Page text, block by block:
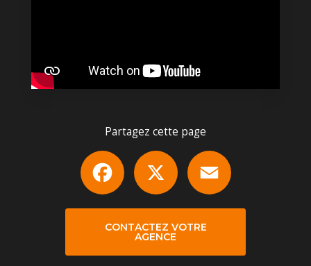
Partagez cette page
Facebook
CONTACTEZ VOTRE
AGENCE